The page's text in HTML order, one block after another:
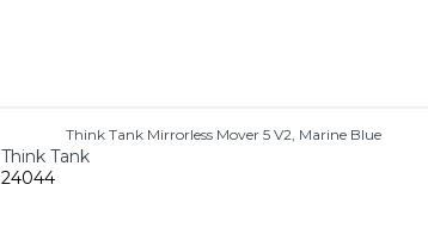
Think Tank Mirrorless Mover 5 V2, Marine Blue
Think Tank
24044